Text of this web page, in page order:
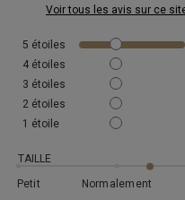
Voir tous les avis sur ce
5 étoiles
4 étoiles
3 étoiles
2 étoiles
1 étoile
TAILLE
Petit
Normalement